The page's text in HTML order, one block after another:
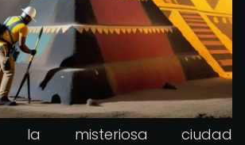
la misteriosa ciudad